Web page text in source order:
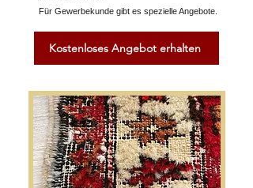
Für Gewerbekunde gibt es spezielle Angebote.
Kostenloses Angebot erhalten